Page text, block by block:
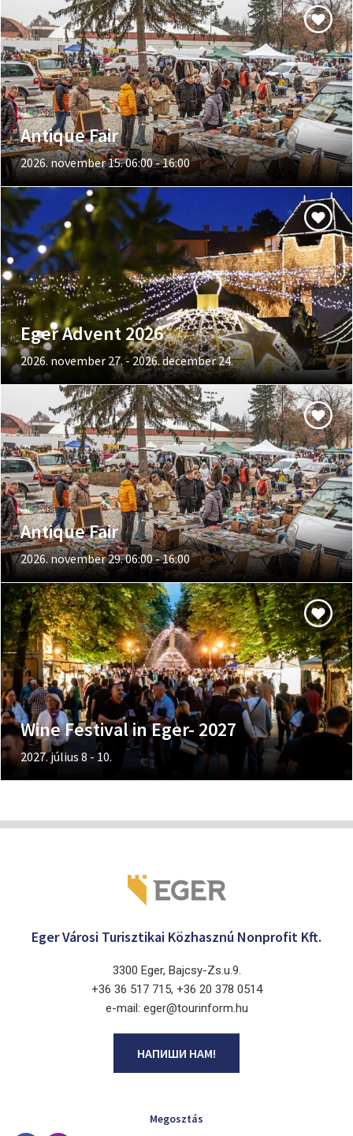
Antique Fair
2026. november 15. 06:00 - 16:00
Eger Advent 2026
2026. november 27. - 2026. december 24.
Antique Fair
2026. november 29. 06:00 - 16:00
Wine Festival in Eger- 2027
2027. július 8 - 10.
Eger Városi Turisztikai Közhasznú Nonprofit Kft.
3300 Eger, Bajcsy-Zs.u.9.
+36 36 517 715, +36 20 378 0514
e-mail: eger@tourinform.hu
НАПИШИ НАМ!
Megosztás